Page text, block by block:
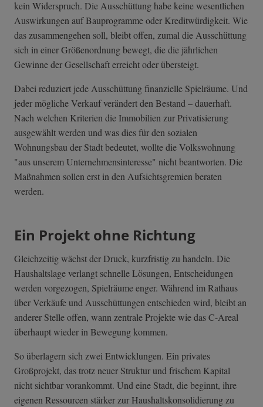
kein Widerspruch. Die Ausschüttung habe keine wesentlichen
Auswirkungen auf Bauprogramme oder Kreditwürdigkeit. Wie
das zusammengehen soll, bleibt offen, zumal die Ausschüttung
sich in einer Größenordnung bewegt, die die jährlichen
Gewinne der Gesellschaft erreicht oder übersteigt.
Dabei reduziert jede Ausschüttung finanzielle Spielräume. Und
jeder mögliche Verkauf verändert den Bestand – dauerhaft.
Nach welchen Kriterien die Immobilien zur Privatisierung
ausgewählt werden und was dies für den sozialen
Wohnungsbau der Stadt bedeutet, wollte die Volkswohnung
"aus unserem Unternehmensinteresse" nicht beantworten. Die
Maßnahmen sollen erst in den Aufsichtsgremien beraten
werden.
Ein Projekt ohne Richtung
Gleichzeitig wächst der Druck, kurzfristig zu handeln. Die
Haushaltslage verlangt schnelle Lösungen, Entscheidungen
werden vorgezogen, Spielräume enger. Während im Rathaus
über Verkäufe und Ausschüttungen entschieden wird, bleibt an
anderer Stelle offen, wann zentrale Projekte wie das C-Areal
überhaupt wieder in Bewegung kommen.
So überlagern sich zwei Entwicklungen. Ein privates
Großprojekt, das trotz neuer Struktur und frischem Kapital
nicht sichtbar vorankommt. Und eine Stadt, die beginnt, ihre
eigenen Ressourcen stärker zur Haushaltskonsolidierung zu